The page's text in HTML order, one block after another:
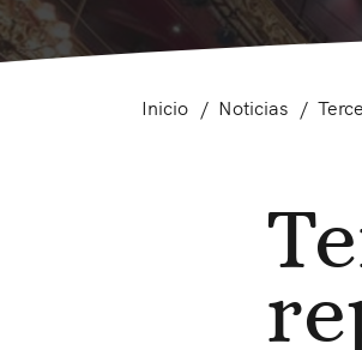
Inicio Noticias